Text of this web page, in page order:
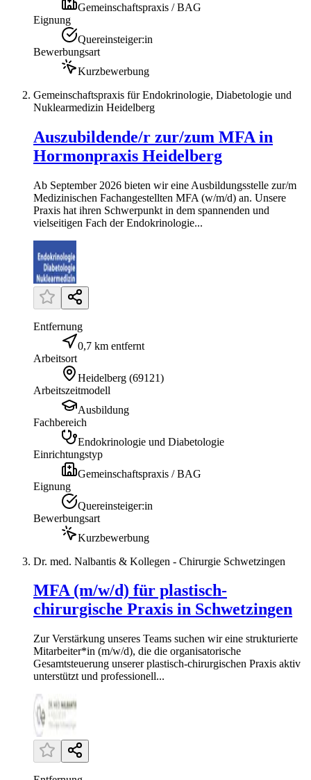
Gemeinschaftspraxis / BAG
Eignung
Quereinsteiger:in
Bewerbungsart
Kurzbewerbung
Gemeinschaftspraxis für Endokrinologie, Diabetologie und
Nuklearmedizin Heidelberg
Auszubildende/r zur/zum MFA in
Hormonpraxis Heidelberg
Ab September 2026 bieten wir eine Ausbildungsstelle zur/m
Medizinischen Fachangestellten MFA (w/m/d) an. Unsere
Praxis hat ihren Schwerpunkt in dem spannenden und
vielseitigen Fach der Endokrinologie...
Entfernung
0,7 km entfernt
Arbeitsort
Heidelberg (69121)
Arbeitszeitmodell
Ausbildung
Fachbereich
Endokrinologie und Diabetologie
Einrichtungstyp
Gemeinschaftspraxis / BAG
Eignung
Quereinsteiger:in
Bewerbungsart
Kurzbewerbung
Dr. med. Nalbantis & Kollegen - Chirurgie Schwetzingen
MFA (m/w/d) für plastisch-
chirurgische Praxis in Schwetzingen
Zur Verstärkung unseres Teams suchen wir eine strukturierte
Mitarbeiter*in (m/w/d), die die organisatorische
Gesamtsteuerung unserer plastisch-chirurgischen Praxis aktiv
unterstützt und professionell...